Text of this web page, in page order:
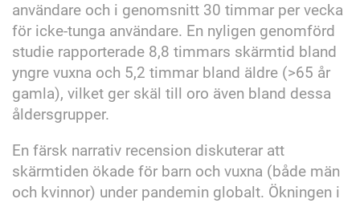
användare och i genomsnitt 30 timmar per vecka
för icke-tunga användare. En nyligen genomförd
studie rapporterade 8,8 timmars skärmtid bland
yngre vuxna och 5,2 timmar bland äldre (>65 år
gamla), vilket ger skäl till oro även bland dessa
åldersgrupper.
En färsk narrativ recension diskuterar att
skärmtiden ökade för barn och vuxna (både män
och kvinnor) under pandemin globalt. Ökningen i